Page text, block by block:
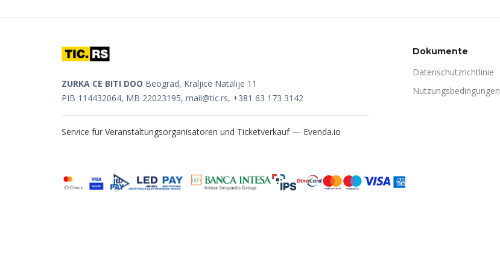
ZURKA CE BITI DOO Beograd, Kraljice Natalije 11
PIB 114432064, MB 22023195, mail@tic.rs, +381 63 173 3142
Service für Veranstaltungsorganisatoren und Ticketverkauf — Evenda.io
Dokumente
Datenschutzrichtlinie
Nutzungsbedingungen